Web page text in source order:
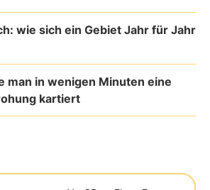
wie sich ein Gebiet Jahr für Jahr
man in wenigen Minuten eine
kartiert